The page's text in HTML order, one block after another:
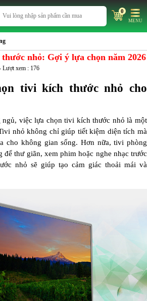
0
MENU
nhỏ: Gợi ý lựa chọn năm 2026
Lượt xem : 176
tivi kích thước nhỏ cho
ngủ, việc lựa chọn tivi kích thước nhỏ là một
nhỏ không chỉ giúp tiết kiệm diện tích mà
cho không gian sống. Hơn nữa, tivi phòng
để thư giãn, xem phim hoặc nghe nhạc trước
nhỏ sẽ giúp tạo cảm giác thoải mái và